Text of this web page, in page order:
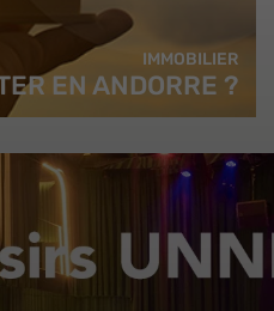
IMMOBILIER
EN ANDORRE ?